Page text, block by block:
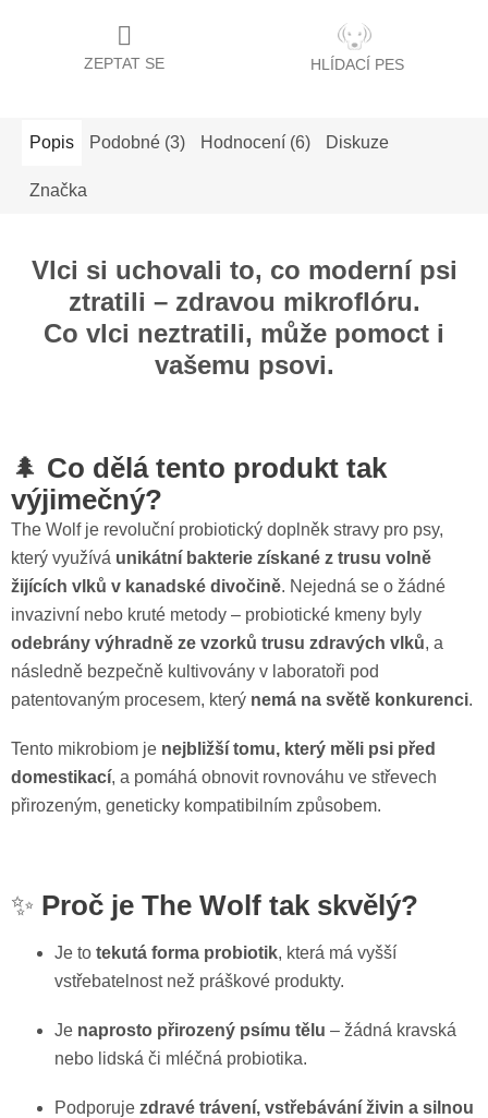
ZEPTAT SE HLÍDACÍ PES
Popis Podobné (3) Hodnocení (6) Diskuze
Značka
Vlci si uchovali to, co moderní psi
ztratili – zdravou mikroflóru.
Co vlci neztratili, může pomoct i
vašemu psovi.
🌲 Co dělá tento produkt tak
výjimečný?
The Wolf je revoluční probiotický doplněk stravy pro psy,
který využívá unikátní bakterie získané z trusu volně
žijících vlků v kanadské divočině. Nejedná se o žádné
invazivní nebo kruté metody – probiotické kmeny byly
odebrány výhradně ze vzorků trusu zdravých vlků, a
následně bezpečně kultivovány v laboratoři pod
patentovaným procesem, který nemá na světě konkurenci.
Tento mikrobiom je nejbližší tomu, který měli psi před
domestikací, a pomáhá obnovit rovnováhu ve střevech
přirozeným, geneticky kompatibilním způsobem.
✨ Proč je The Wolf tak skvělý?
Je to tekutá forma probiotik, která má vyšší
vstřebatelnost než práškové produkty.
Je naprosto přirozený psímu tělu – žádná kravská
nebo lidská či mléčná probiotika.
Podporuje zdravé trávení, vstřebávání živin a silnou